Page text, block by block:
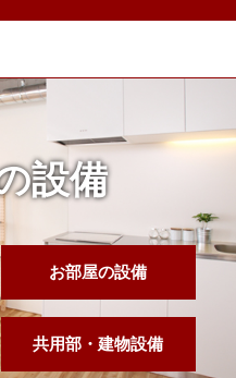
設備
お部屋の設備
共用部・建物設備